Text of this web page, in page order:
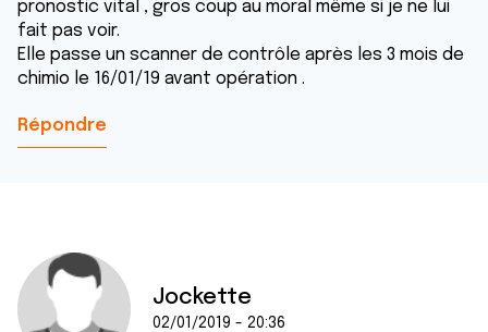
pronostic vital , gros coup au moral même si je ne lui
fait pas voir.
Elle passe un scanner de contrôle après les 3 mois de
chimio le 16/01/19 avant opération .
Répondre
Jockette
02/01/2019 - 20:36